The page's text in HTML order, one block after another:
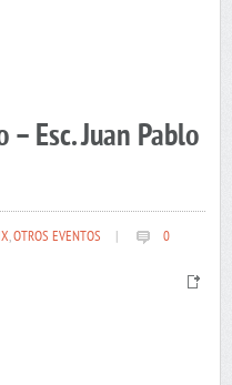
– Esc. Juan Pablo
,OTROS EVENTOS 0